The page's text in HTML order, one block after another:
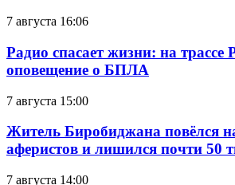
7 августа 16:06
Радио спасает жизни: на трассе
оповещение о БПЛА
7 августа 15:00
Житель Биробиджана повёлся
аферистов и лишился почти 50
7 августа 14:00